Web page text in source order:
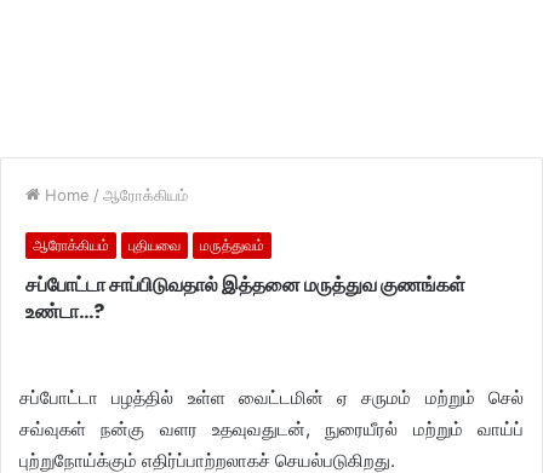
Home / ஆரோக்கியம்
ஆரோக்கியம் புதியவை மருத்துவம்
சப்போட்டா சாப்பிடுவதால் இத்தனை மருத்துவ குணங்கள்
உண்டா…?
சப்போட்டா பழத்தில் உள்ள வைட்டமின் ஏ சருமம் மற்றும் செல்
சவ்வுகள் நன்கு வளர உதவுவதுடன், நுரையீரல் மற்றும் வாய்ப்
புற்றுநோய்க்கும் எதிர்ப்பாற்றலாகச் செயல்படுகிறது.